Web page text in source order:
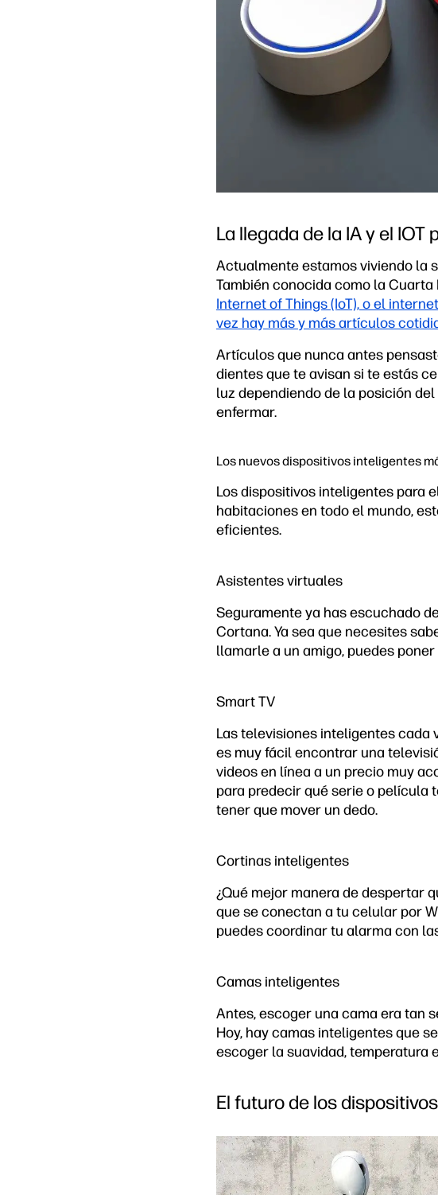
La llegada de la IA y el
Actualmente estamos viviendo la
También conocida como la
Internet of Things (IoT), o el
vez hay más y más artículos
Artículos que nunca antes
dientes que te avisan si te estás
luz dependiendo de la posición
enfermar.
Los nuevos dispositivos inteligentes
Los dispositivos inteligentes para
habitaciones en todo el mundo,
eficientes.
Asistentes virtuales
Seguramente ya has escuchado
Cortana. Ya sea que necesites
llamarle a un amigo, puedes
Smart TV
Las televisiones inteligentes cada
es muy fácil encontrar una
videos en línea a un precio muy
para predecir qué serie o película
tener que mover un dedo.
Cortinas inteligentes
¿Qué mejor manera de despertar
que se conectan a tu celular por
puedes coordinar tu alarma con
Camas inteligentes
Antes, escoger una cama era tan
Hoy, hay camas inteligentes que
escoger la suavidad, temperatura
El futuro de los